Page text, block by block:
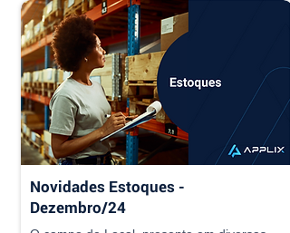
Novidades Estoques -
Dezembro/24